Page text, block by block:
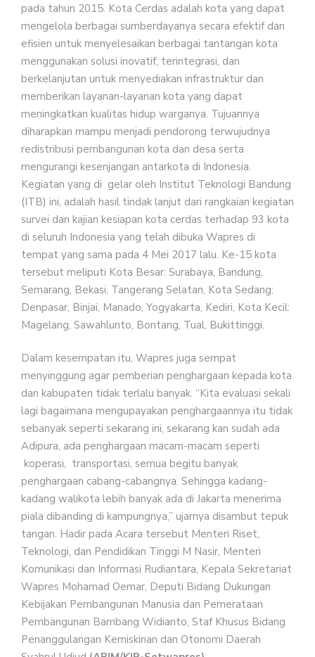
pada tahun 2015. Kota Cerdas adalah kota yang dapat
mengelola berbagai sumberdayanya secara efektif dan
efisien untuk menyelesaikan berbagai tantangan kota
menggunakan solusi inovatif, terintegrasi, dan
berkelanjutan untuk menyediakan infrastruktur dan
memberikan layanan-layanan kota yang dapat
meningkatkan kualitas hidup warganya. Tujuannya
diharapkan mampu menjadi pendorong terwujudnya
redistribusi pembangunan kota dan desa serta
mengurangi kesenjangan antarkota di Indonesia.
Kegiatan yang di gelar oleh Institut Teknologi Bandung
(ITB) ini, adalah hasil tindak lanjut dari rangkaian kegiatan
survei dan kajian kesiapan kota cerdas terhadap 93 kota
di seluruh Indonesia yang telah dibuka Wapres di
tempat yang sama pada 4 Mei 2017 lalu. Ke-15 kota
tersebut meliputi Kota Besar: Surabaya, Bandung,
Semarang, Bekasi, Tangerang Selatan, Kota Sedang:
Denpasar, Binjai, Manado, Yogyakarta, Kediri, Kota Kecil:
Magelang, Sawahlunto, Bontang, Tual, Bukittinggi.
Dalam kesempatan itu, Wapres juga sempat
menyinggung agar pemberian penghargaan kepada kota
dan kabupaten tidak terlalu banyak. “Kita evaluasi sekali
lagi bagaimana mengupayakan penghargaannya itu tidak
sebanyak seperti sekarang ini, sekarang kan sudah ada
Adipura, ada penghargaan macam-macam seperti
koperasi, transportasi, semua begitu banyak
penghargaan cabang-cabangnya. Sehingga kadang-
kadang walikota lebih banyak ada di Jakarta menerima
piala dibanding di kampungnya,” ujarnya disambut tepuk
tangan. Hadir pada Acara tersebut Menteri Riset,
Teknologi, dan Pendidikan Tinggi M Nasir, Menteri
Komunikasi dan Informasi Rudiantara, Kepala Sekretariat
Wapres Mohamad Oemar, Deputi Bidang Dukungan
Kebijakan Pembangunan Manusia dan Pemerataan
Pembangunan Bambang Widianto, Staf Khusus Bidang
Penanggulangan Kemiskinan dan Otonomi Daerah